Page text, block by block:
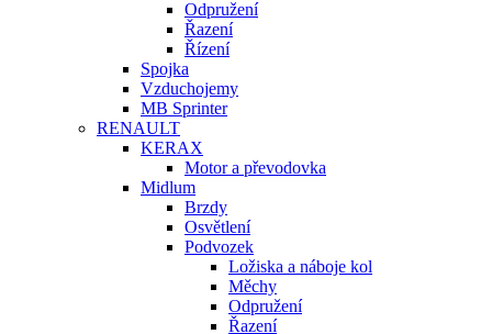
Odpružení
Řazení
Řízení
Spojka
Vzduchojemy
MB Sprinter
RENAULT
KERAX
Motor a převodovka
Midlum
Brzdy
Osvětlení
Podvozek
Ložiska a náboje kol
Měchy
Odpružení
Řazení